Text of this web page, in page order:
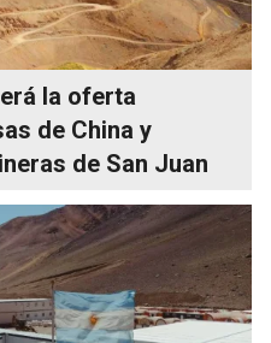
la oferta
de China y
de San Juan